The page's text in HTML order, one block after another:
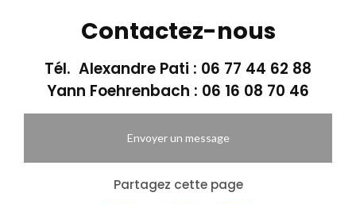
Contactez-nous
Tél. Alexandre Pati : 06 77 44 62 88
Yann Foehrenbach : 06 16 08 70 46
Envoyer un message
Partagez cette page